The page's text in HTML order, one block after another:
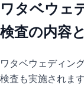
ワタベウェ
検査の内容
ワタベウェディン
検査も実施されま